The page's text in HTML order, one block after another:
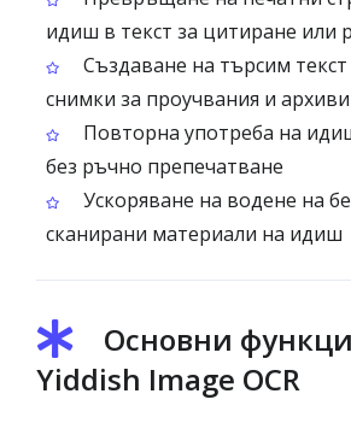
идиш в текст за цитиране или
Създаване на търсим
снимки за проучвания и архиви
Повторна употреба на
без ръчно препечатване
Ускоряване на водене на
сканирани материали на идиш
Основни
Yiddish Image OCR